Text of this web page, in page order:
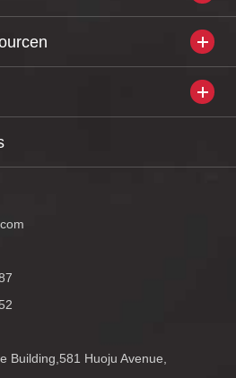
Building,581 Huoju Avenue,